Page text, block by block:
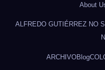
About
ALFREDO GUTIÉRREZ NO
ARCHIVOBlog